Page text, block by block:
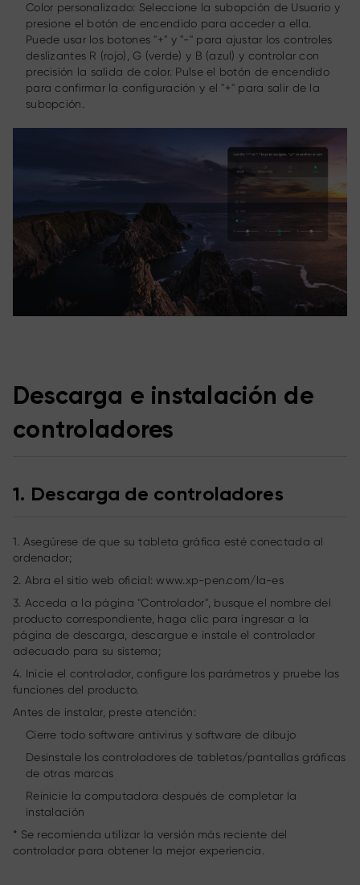
Color personalizado: Seleccione la subopción de Usuario y
presione el botón de encendido para acceder a ella.
Puede usar los botones "+" y "-" para ajustar los controles
deslizantes R (rojo), G (verde) y B (azul) y controlar con
precisión la salida de color. Pulse el botón de encendido
para confirmar la configuración y el "+" para salir de la
subopción.
Descarga e instalación de
controladores
1. Descarga de controladores
1. Asegúrese de que su tableta gráfica esté conectada al
ordenador;
2. Abra el sitio web oficial: www.xp-pen.com/la-es
3. Acceda a la página "Controlador", busque el nombre del
producto correspondiente, haga clic para ingresar a la
página de descarga, descargue e instale el controlador
adecuado para su sistema;
4. Inicie el controlador, configure los parámetros y pruebe las
funciones del producto.
Antes de instalar, preste atención:
Cierre todo software antivirus y software de dibujo
Desinstale los controladores de tabletas/pantallas gráficas
de otras marcas
Reinicie la computadora después de completar la
instalación
* Se recomienda utilizar la versión más reciente del
controlador para obtener la mejor experiencia.